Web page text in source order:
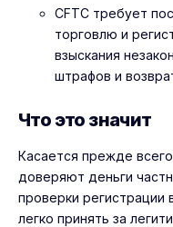
CFTC требует
торговлю и
взыскания
штрафов и
Что это значит
Касается прежде
доверяют деньги
проверки регистрации
легко принять за